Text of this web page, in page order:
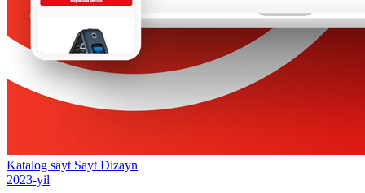
Katalog sayt SaytDizayn
2023-yil